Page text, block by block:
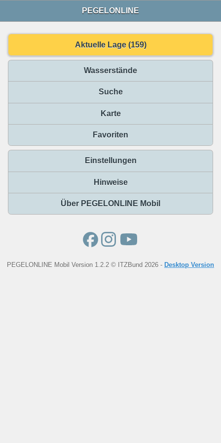
PEGELONLINE
Aktuelle Lage (159)
Wasserstände
Suche
Karte
Favoriten
Einstellungen
Hinweise
Über PEGELONLINE Mobil
PEGELONLINE Mobil Version 1.2.2 © ITZBund 2026 - Desktop Version